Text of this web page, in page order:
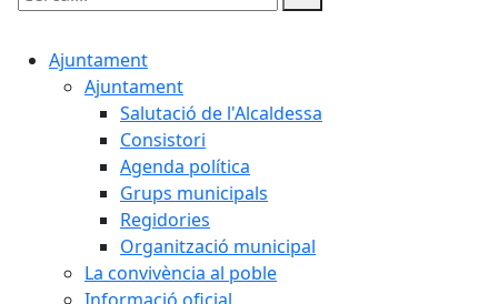
Cercar:
Ajuntament
Ajuntament
Salutació de l'Alcaldessa
Consistori
Agenda política
Grups municipals
Regidories
Organització municipal
La convivència al poble